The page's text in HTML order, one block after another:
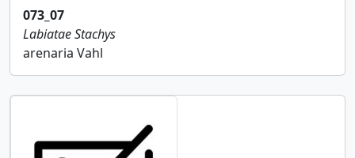
073_07
LabiataeStachys
arenaria Vahl